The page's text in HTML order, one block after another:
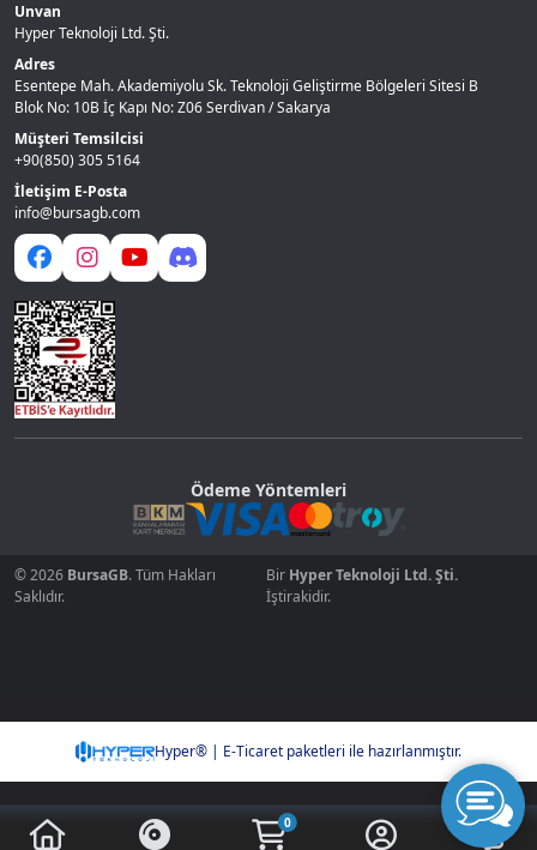
0
Unvan
Hyper Teknoloji Ltd. Şti.
Adres
Esentepe Mah. Akademiyolu Sk. Teknoloji Geliştirme Bölgeleri Sitesi B
Blok No: 10B İç Kapı No: Z06 Serdivan / Sakarya
Müşteri Temsilcisi
+90(850) 305 5164
İletişim E-Posta
info@bursagb.com
Ödeme Yöntemleri
© 2026 BursaGB. Tüm Hakları
Saklıdır.
Bir Hyper Teknoloji Ltd. Şti.
İştirakidir.
Hyper® | E-Ticaret paketleri ile hazırlanmıştır.